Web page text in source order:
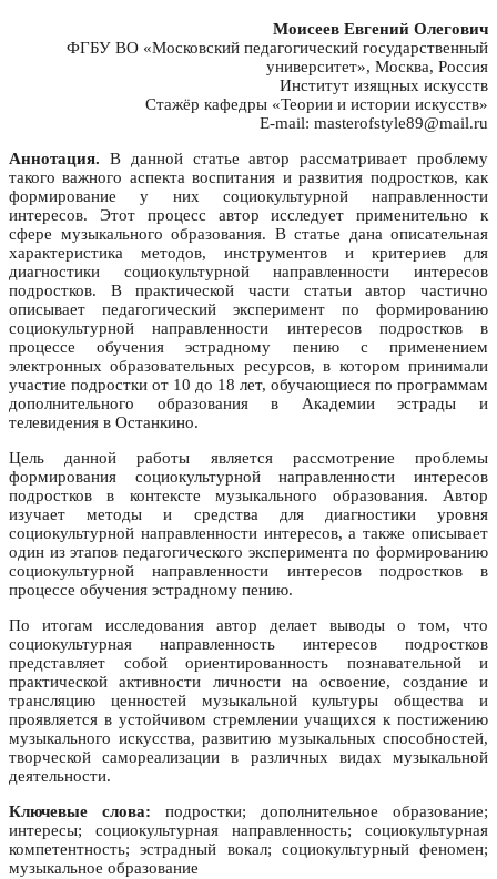
Моисеев Евгений Олегович
ФГБУ ВО «Московский педагогический государственный
университет», Москва, Россия
Институт изящных искусств
Стажёр кафедры «Теории и истории искусств»
E-mail: masterofstyle89@mail.ru
Аннотация. В данной статье автор рассматривает проблему
такого важного аспекта воспитания и развития подростков, как
формирование у них социокультурной направленности
интересов. Этот процесс автор исследует применительно к
сфере музыкального образования. В статье дана описательная
характеристика методов, инструментов и критериев для
диагностики социокультурной направленности интересов
подростков. В практической части статьи автор частично
описывает педагогический эксперимент по формированию
социокультурной направленности интересов подростков в
процессе обучения эстрадному пению с применением
электронных образовательных ресурсов, в котором принимали
участие подростки от 10 до 18 лет, обучающиеся по программам
дополнительного образования в Академии эстрады и
телевидения в Останкино.
Цель данной работы является рассмотрение проблемы
формирования социокультурной направленности интересов
подростков в контексте музыкального образования. Автор
изучает методы и средства для диагностики уровня
социокультурной направленности интересов, а также описывает
один из этапов педагогического эксперимента по формированию
социокультурной направленности интересов подростков в
процессе обучения эстрадному пению.
По итогам исследования автор делает выводы о том, что
социокультурная направленность интересов подростков
представляет собой ориентированность познавательной и
практической активности личности на освоение, создание и
трансляцию ценностей музыкальной культуры общества и
проявляется в устойчивом стремлении учащихся к постижению
музыкального искусства, развитию музыкальных способностей,
творческой самореализации в различных видах музыкальной
деятельности.
Ключевые слова: подростки; дополнительное образование;
интересы; социокультурная направленность; социокультурная
компетентность; эстрадный вокал; социокультурный феномен;
музыкальное образование